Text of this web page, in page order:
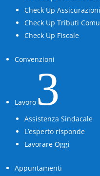
Check Up Assicurazioni
Check Up Tributi
Check Up Fiscale
Convenzioni
Lavoro 3
Assistenza Sindacale
L’esperto risponde
Lavorare Oggi
Appuntamenti